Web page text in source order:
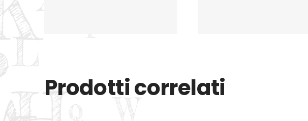
Prodotti correlati